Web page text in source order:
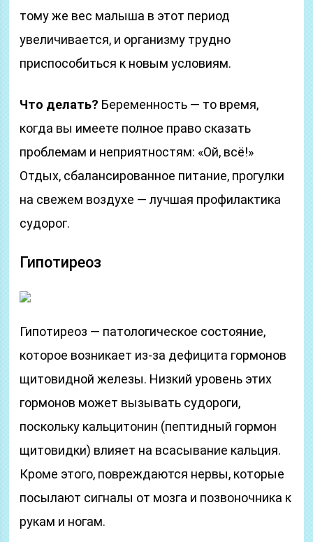
тому же вес малыша в этот период
увеличивается, и организму трудно
приспособиться к новым условиям.
Что делать? Беременность — то время,
когда вы имеете полное право сказать
проблемам и неприятностям: «Ой, всё!»
Отдых, сбалансированное питание, прогулки
на свежем воздухе — лучшая профилактика
судорог.
Гипотиреоз
Гипотиреоз — патологическое состояние,
которое возникает из-за дефицита гормонов
щитовидной железы. Низкий уровень этих
гормонов может вызывать судороги,
поскольку кальцитонин (пептидный гормон
щитовидки) влияет на всасывание кальция.
Кроме этого, повреждаются нервы, которые
посылают сигналы от мозга и позвоночника к
рукам и ногам.